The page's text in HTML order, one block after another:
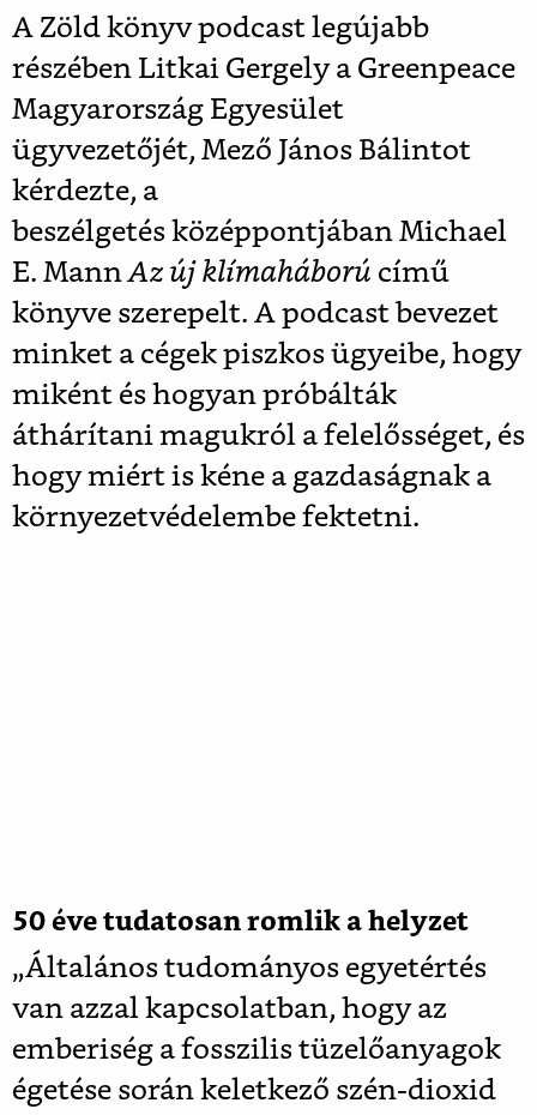
A Zöld könyv podcast legújabb
részében Litkai Gergely a Greenpeace
Magyarország Egyesület
ügyvezetőjét, Mező János Bálintot
kérdezte, a
beszélgetés középpontjában Michael
E. MannAz ​új klímaháború című
könyve szerepelt. A podcast bevezet
minket a cégek piszkos ügyeibe, hogy
miként és hogyan próbálták
áthárítani magukról a felelősséget, és
hogy miért is kéne a gazdaságnak a
környezetvédelembe fektetni.
50 éve tudatosan romlik a helyzet
„Általános tudományos egyetértés
van azzal kapcsolatban, hogy az
emberiség a fosszilis tüzelőanyagok
égetése során keletkező szén-dioxid